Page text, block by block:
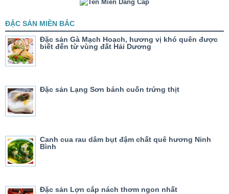
ĐẶC SẢN MIỀN BẮC
Đặc sản Gà Mạch Hoạch, hương vị khó quên được
biết đến từ vùng đất Hải Dương
Đặc sản Lạng Sơn bánh cuốn trứng thịt
Canh cua rau dâm bụt đậm chất quê hương Ninh
Bình
Đặc sản Lợn cắp nách thơm ngon nhất